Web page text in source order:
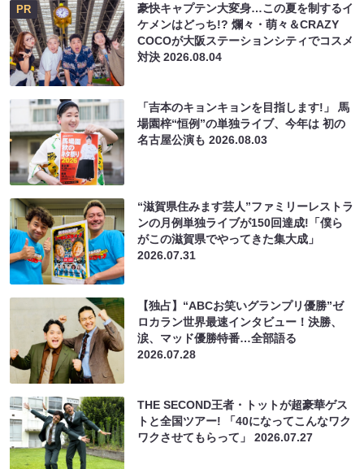
PR
豪快キャプテン大変身…この夏を制するイ
ケメンはどっち!? 爛々・萌々＆CRAZY
COCOが大阪ステーションシティでコスメ
対決2026.08.04
「吉本のキョンキョンを目指します!」 馬
場園梓“恒例”の単独ライブ、今年は 初の
名古屋公演も2026.08.03
“滋賀県住みます芸人”ファミリーレストラ
ンの月例単独ライブが150回達成!「僕ら
がこの滋賀県でやってきた集大成」
2026.07.31
【独占】“ABCお笑いグランプリ優勝”ゼ
ロカラン世界最速インタビュー！決勝、
涙、マッド優勝特番…全部語る
2026.07.28
THE SECOND王者・トットが超豪華ゲス
トと全国ツアー! 「40になってこんなワク
ワクさせてもらって」2026.07.27